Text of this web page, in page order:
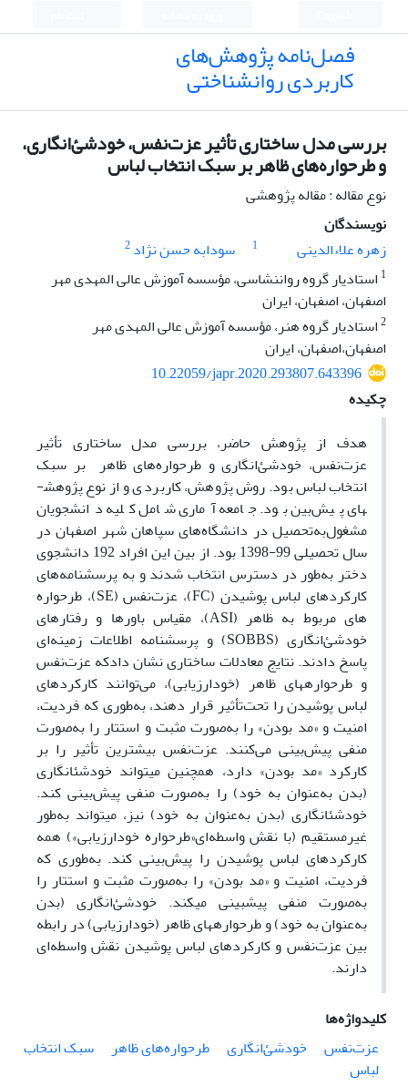
فصل‌نامه پژوهش‌های
کاربردی روانشناختی
بررسی مدل ساختاری تأثیر عزت‌نفس، خودشئ‌انگاری،
و طرحواره‌های ظاهر بر سبک انتخاب لباس
نوع مقاله : مقاله پژوهشی
نویسندگان
زهره علاءالدینی
1 سودابه حسن نژاد2
1 استادیار گروه رواننشاسی، مؤسسه آموزش عالی المهدی مهر
اصفهان، اصفهان، ایران
2استادیار گروه هنر، مؤسسه آموزش عالی المهدی مهر
اصفهان،اصفهان، ایران
10.22059/japr.2020.293807.643396
چکیده
هدف از پژوهش حاضر، بررسی مدل ساختاری تأثیر
عزت‌نفس، خودشئ‌انگاری و طرحواره‌های ظاهر بر سبک
انتخاب لباس بود. روش پژوهش، کاربردی و از نوع پژوهش­
های پیش‌بین بود. جامعه آماری شامل کلیه دانشجویان
مشغول‌به‌تحصیل در دانشگاه‌های سپاهان شهر اصفهان در
سال تحصیلی 99-1398 بود. از بین این افراد 192 دانشجوی
دختر به‌طور در دسترس انتخاب شدند و به پرسشنامه‌های
کارکردهای لباس پوشیدن (FC)، عزت‌نفس (SE)، طرحواره
های مربوط به ظاهر (ASI)، مقیاس باورها و رفتارهای
خودشئ‌انگاری (SOBBS) و پرسشنامه اطلاعات زمینه‌ای
پاسخ دادند. نتایج معادلات ساختاری نشان دادکه عزت‌نفس
و طرحواره­های ظاهر (خودارزیابی)، می‌توانند کارکردهای
لباس پوشیدن را تحت‌تأثیر قرار دهند، به‌طوری که فردیت،
امنیت و «مد بودن» را به‌صورت مثبت و استتار را به‌صورت
منفی پیش‌بینی می‌کنند. عزت‌نفس بیشترین تأثیر را بر
کارکرد «مد بودن» دارد، همچنین می­تواند خودشئ­انگاری
(بدن به‌عنوان به خود) را به‌صورت منفی پیش‌بینی کند.
خودشئ­انگاری (بدن به‌‌عنوان به خود) نیز، می­تواند به‌طور
غیرمستقیم (با نقش واسطه‌ای«طرحواره خودارزیابی») همه
کارکردهای لباس پوشیدن را پیش‌بینی کند. به‌طوری که
فردیت، امنیت و «مد بودن» را به‌صورت مثبت و استتار را
به‌صورت منفی پیش­بینی می­کند. خودشئ‌انگاری (بدن
به‌عنوان به خود) و طرحواره­های ظاهر (خودارزیابی) در رابطه
بین عزت‌نفس و کارکردهای لباس پوشیدن نقش واسطه‌ای
دارند.
کلیدواژه‌ها
عزت‌نفس
خودشئ‌انگاری طرحواره‌های ظاهر
سبک انتخاب
لباس